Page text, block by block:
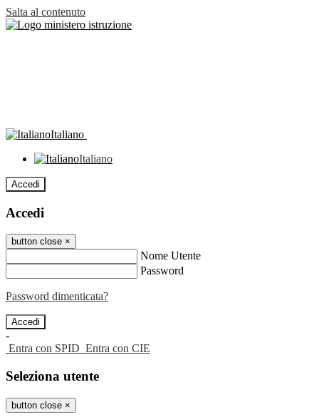
Salta al contenuto
Italiano
Italiano
Accedi
Accedi
button close ×
Nome Utente
Password
Password dimenticata?
-
Entra con SPID Entra con CIE
Seleziona utente
button close ×